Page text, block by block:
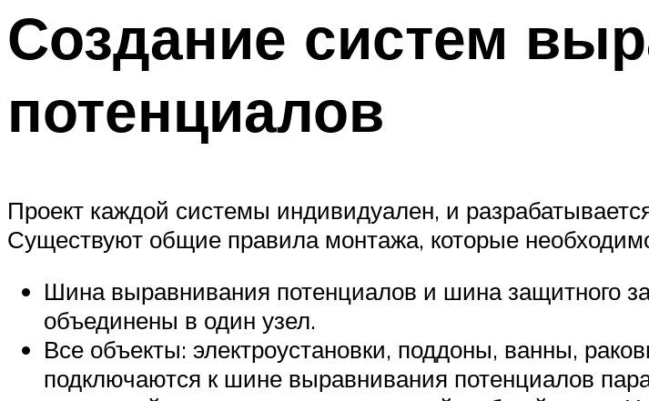
Создание систем
потенциалов
Проект каждой системы индивидуален, и
Существуют общие правила монтажа, которые
Шина выравнивания потенциалов и шина защитного
объединены в один узел.
Все объекты: электроустановки, поддоны, ванны,
подключаются к шине выравнивания потенциалов